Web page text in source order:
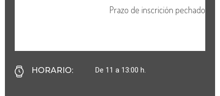
HORARIO: De 11 a 13:00 h.